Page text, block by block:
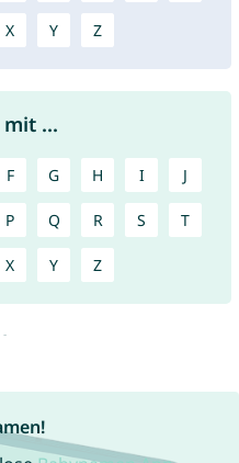
X Y Z
...
F G H I J
P Q R S T
X Y Z